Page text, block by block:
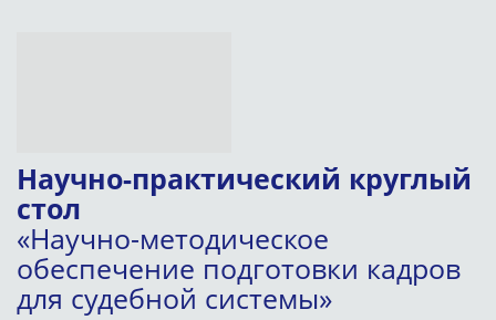
Научно-практический круглый
стол
«Научно-методическое
обеспечение подготовки кадров
для судебной системы»